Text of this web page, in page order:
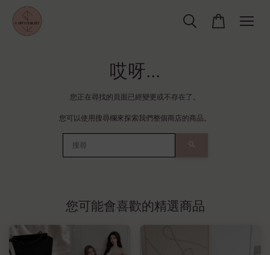
哎呀...
您正在尋找的頁面已經變更或不存在了。
您可以使用搜尋欄來探索我們整個商店的商品。
您可能會喜歡的精選商品